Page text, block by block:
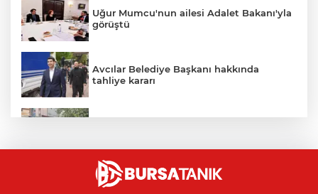
Uğur Mumcu'nun ailesi Adalet Bakanı'yla
görüştü
Avcılar Belediye Başkanı hakkında
tahliye kararı
Bursa'daki kazada motosikletli duvara